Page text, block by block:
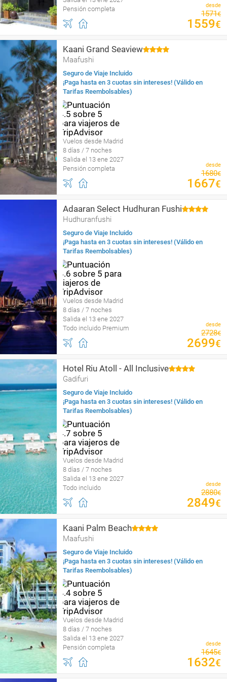
Pensión completa
desde
1571€
1559€
Kaani Grand Seaview
Maafushi
Seguro de Viaje Incluido
¡Paga hasta en 3 cuotas sin intereses! (Válido en
Tarifas Reembolsables)
Vuelos desde Madrid
8 días / 7 noches
Salida el 13 ene 2027
Pensión completa
desde
1680€
1667€
Adaaran Select Hudhuran Fushi
Hudhuranfushi
Seguro de Viaje Incluido
¡Paga hasta en 3 cuotas sin intereses! (Válido en
Tarifas Reembolsables)
Vuelos desde Madrid
8 días / 7 noches
Salida el 13 ene 2027
Todo incluido Premium
desde
2728€
2699€
Hotel Riu Atoll - All Inclusive
Gadifuri
Seguro de Viaje Incluido
¡Paga hasta en 3 cuotas sin intereses! (Válido en
Tarifas Reembolsables)
Vuelos desde Madrid
8 días / 7 noches
Salida el 13 ene 2027
Todo incluido
desde
2880€
2849€
Kaani Palm Beach
Maafushi
Seguro de Viaje Incluido
¡Paga hasta en 3 cuotas sin intereses! (Válido en
Tarifas Reembolsables)
Vuelos desde Madrid
8 días / 7 noches
Salida el 13 ene 2027
Pensión completa
desde
1645€
1632€